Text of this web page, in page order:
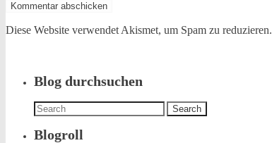
Diese Website verwendet Akismet, um Spam zu reduzieren.
Blog durchsuchen
Search
for:
Blogroll